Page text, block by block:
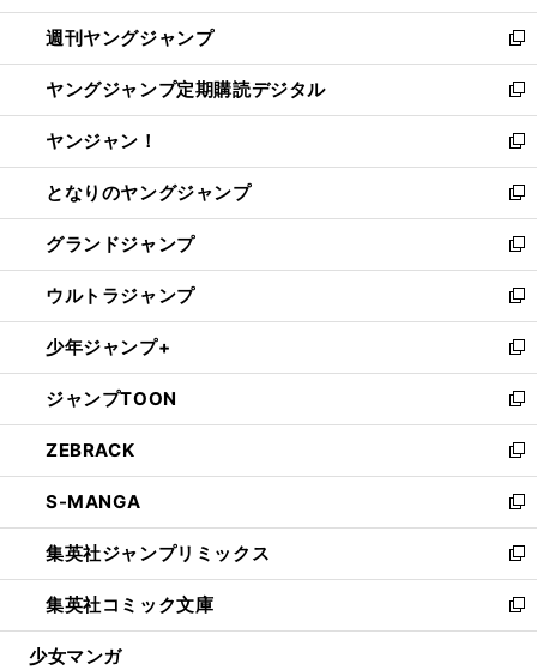
開
く
ウ
で
開
く
ン
ド
ウ
で
開
く
ウ
ィ
ン
ド
ウ
で
開
く
週刊ヤングジャンプ
新
し
い
ウ
ィ
ン
ド
ウ
で
開
く
ヤングジャンプ定期購読デジタル
新
し
い
ウ
ィ
ン
ド
ウ
で
開
く
ヤンジャン！
新
し
い
ウ
ィ
ン
ド
ウ
で
開
く
となりのヤングジャンプ
新
し
い
ウ
ィ
ン
ド
ウ
で
開
く
グランドジャンプ
新
し
い
ウ
ィ
ン
ド
ウ
で
開
く
ウルトラジャンプ
新
し
い
ウ
ィ
ン
ド
ウ
で
開
く
少年ジャンプ+
新
し
い
ウ
ィ
ン
ド
ウ
で
開
く
ジャンプTOON
新
し
い
ウ
ィ
ン
ド
ウ
で
開
ZEBRACK
新
し
い
ウ
ィ
ン
ド
ウ
S-MANGA
新
し
い
ウ
ィ
ン
集英社ジャンプリミックス
新
し
い
ウ
集英社コミック文庫
新
し
少女マンガ